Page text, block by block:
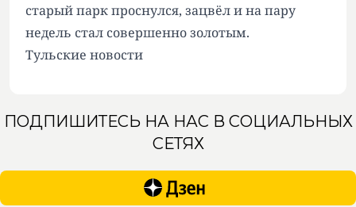
старый парк проснулся, зацвёл и на пару
недель стал совершенно золотым.
Тульские новости
ПОДПИШИТЕСЬ НА НАС В СОЦИАЛЬНЫХ
СЕТЯХ